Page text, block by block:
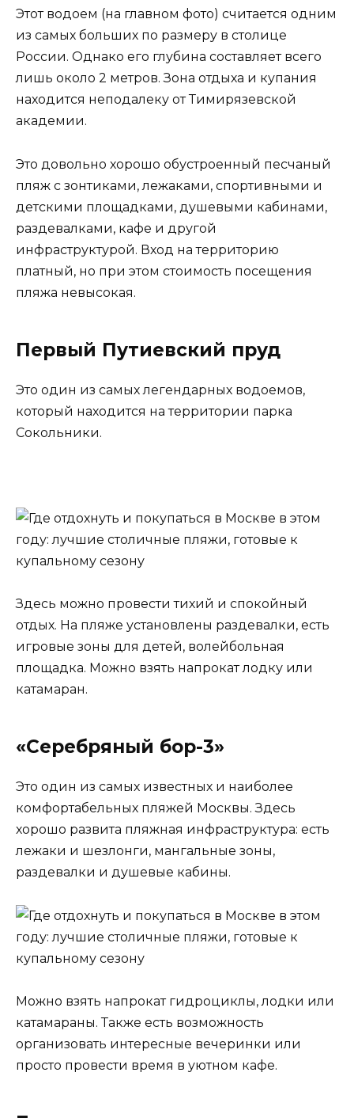
Этот водоем (на главном фото) считается одним
из самых больших по размеру в столице
России. Однако его глубина составляет всего
лишь около 2 метров. Зона отдыха и купания
находится неподалеку от Тимирязевской
академии.
Это довольно хорошо обустроенный песчаный
пляж с зонтиками, лежаками, спортивными и
детскими площадками, душевыми кабинами,
раздевалками, кафе и другой
инфраструктурой. Вход на территорию
платный, но при этом стоимость посещения
пляжа невысокая.
Первый Путиевский пруд
Это один из самых легендарных водоемов,
который находится на территории парка
Сокольники.
Здесь можно провести тихий и спокойный
отдых. На пляже установлены раздевалки, есть
игровые зоны для детей, волейбольная
площадка. Можно взять напрокат лодку или
катамаран.
«Серебряный бор-3»
Это один из самых известных и наиболее
комфортабельных пляжей Москвы. Здесь
хорошо развита пляжная инфраструктура: есть
лежаки и шезлонги, мангальные зоны,
раздевалки и душевые кабины.
Можно взять напрокат гидроциклы, лодки или
катамараны. Также есть возможность
организовать интересные вечеринки или
просто провести время в уютном кафе.